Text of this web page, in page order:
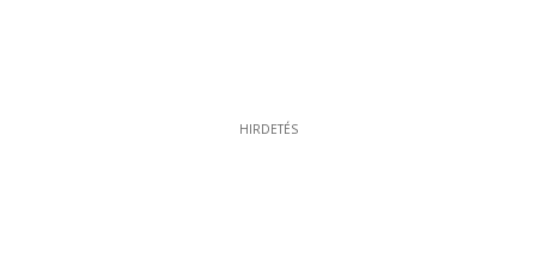
HIRDETÉS